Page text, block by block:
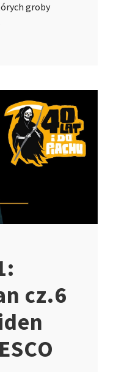
groby
cz.6